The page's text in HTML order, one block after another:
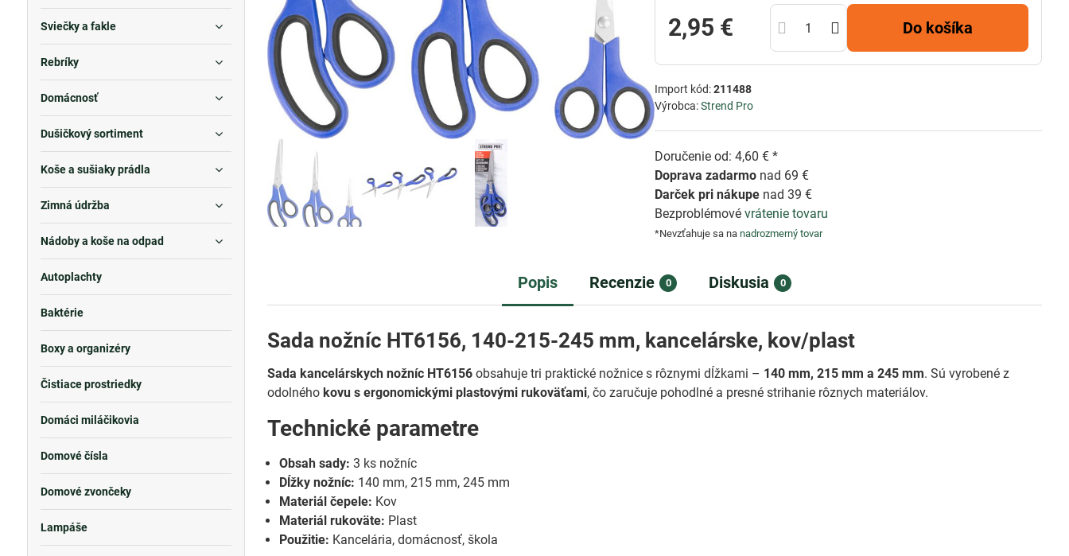
2,95 € Do košíka
Import kód:211488
Výrobca:Strend Pro
Doručenie od: 4,60 € *
Doprava zadarmo nad 69 €
Darček pri nákupe nad 39 €
Bezproblémovévrátenie tovaru
*Nevzťahuje sa nanadrozmerný tovar
Popis Recenzie 0 Diskusia 0
Sada nožníc HT6156, 140-215-245 mm, kancelárske, kov/plast
Sada kancelárskych nožníc HT6156 obsahuje tri praktické nožnice s rôznymi dĺžkami – 140 mm, 215 mm a 245 mm. Sú vyrobené z
odolnéhokovu s ergonomickými plastovými rukoväťami, čo zaručuje pohodlné a presné strihanie rôznych materiálov.
Technické parametre
Obsah sady: 3 ks nožníc
Dĺžky nožníc: 140 mm, 215 mm, 245 mm
Materiál čepele: Kov
Materiál rukoväte: Plast
Použitie: Kancelária, domácnosť, škola
Sviečky a fakle
Rebríky
Domácnosť
Dušičkový sortiment
Koše a sušiaky prádla
Zimná údržba
Nádoby a koše na odpad
Autoplachty
Baktérie
Boxy a organizéry
Čistiace prostriedky
Domáci miláčikovia
Domové čísla
Domové zvončeky
Lampáše